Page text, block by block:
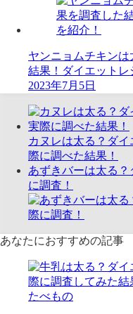
ヤンニョムチキン
結果！ダイエットレ
2023年7月5日
カヌレは太る？ダ
際に調べた結果！
あずきバーは太る
に調査！
あなたにおすすめの記事
たべもの